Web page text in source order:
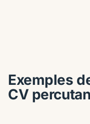
Exemples
CV